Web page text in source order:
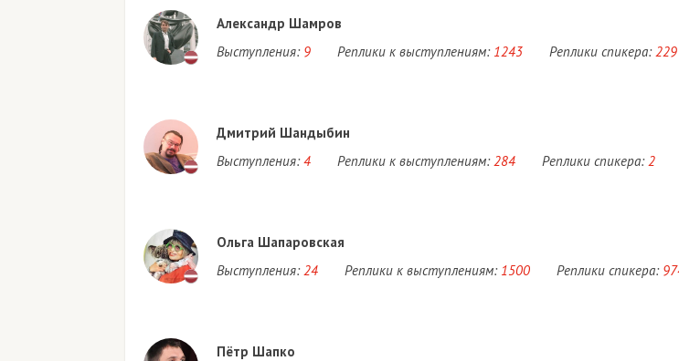
Александр Шамров
Выступления: 9 Реплики к выступлениям: 1243 Реплики спикера: 229
Дмитрий Шандыбин
Выступления: 4 Реплики к выступлениям: 284 Реплики спикера: 2
Ольга Шапаровская
Выступления: 24 Реплики к выступлениям: 1500 Реплики спикера:
Пётр Шапко